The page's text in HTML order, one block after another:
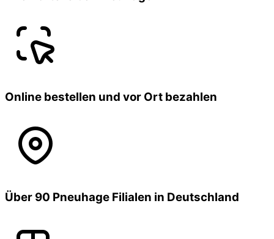
Online bestellen und vor Ort bezahlen
Über 90 Pneuhage Filialen in Deutschland